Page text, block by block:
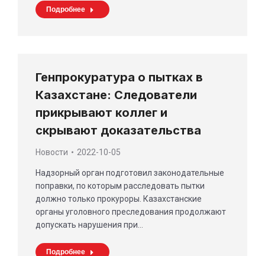
Подробнее
Генпрокуратура о пытках в
Казахстане: Следователи
прикрывают коллег и
скрывают доказательства
Новости 2022-10-05
Надзорный орган подготовил законодательные
поправки, по которым расследовать пытки
должно только прокуроры. Казахстанские
органы уголовного преследования продолжают
допускать нарушения при…
Подробнее